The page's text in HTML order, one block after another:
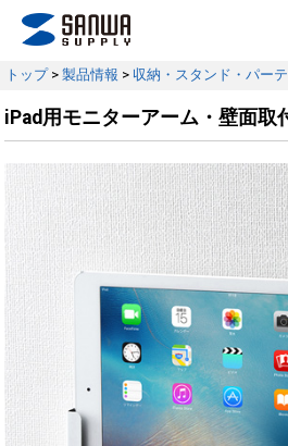
トップ> 製品情報 > 収納・スタンド・パー
iPad用モニターアーム・壁面取